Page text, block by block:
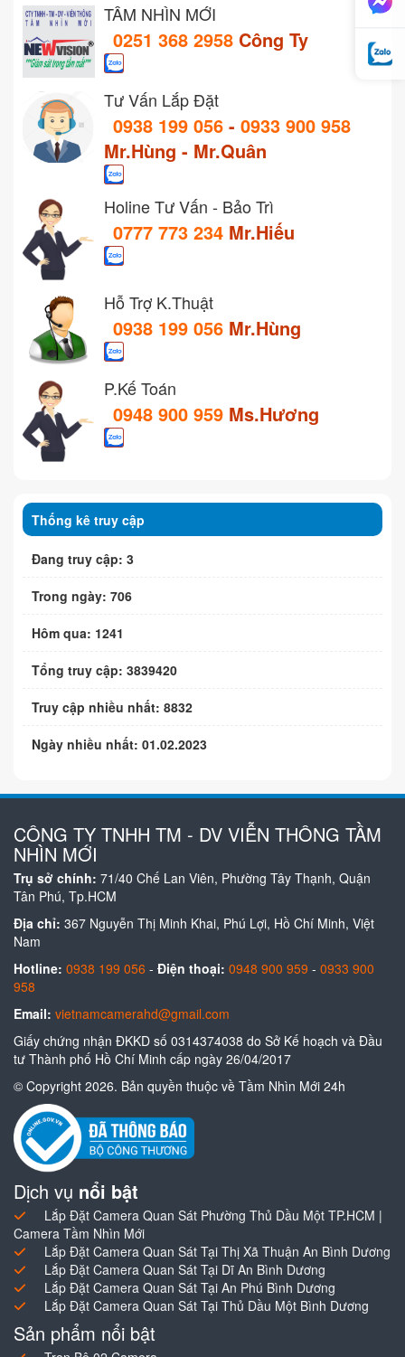
TẦM NHÌN MỚI
0251 368 2958 Công Ty
Tư Vấn Lắp Đặt
0938 199 056 - 0933 900 958
Mr.Hùng - Mr.Quân
Holine Tư Vấn - Bảo Trì
0777 773 234 Mr.Hiếu
Hỗ Trợ K.Thuật
0938 199 056 Mr.Hùng
P.Kế Toán
0948 900 959 Ms.Hương
Thống kê truy cập
Đang truy cập: 3
Trong ngày: 706
Hôm qua: 1241
Tổng truy cập: 3839420
Truy cập nhiều nhất: 8832
Ngày nhiều nhất: 01.02.2023
CÔNG TY TNHH TM - DV VIỄN THÔNG TẦM
NHÌN MỚI
Trụ sở chính: 71/40 Chế Lan Viên, Phường Tây Thạnh, Quận
Tân Phú, Tp.HCM
Địa chỉ: 367 Nguyễn Thị Minh Khai, Phú Lợi, Hồ Chí Minh, Việt
Nam
Hotline: 0938 199 056 - Điện thoại: 0948 900 959 - 0933 900
958
Email: vietnamcamerahd@gmail.com
Giấy chứng nhận ĐKKD số 0314374038 do Sở Kế hoạch và Đầu
tư Thành phố Hồ Chí Minh cấp ngày 26/04/2017
© Copyright 2026. Bản quyền thuộc về Tầm Nhìn Mới 24h
Dịch vụ nổi bật
Lắp Đặt Camera Quan Sát Phường Thủ Dầu Một TP.HCM |
Camera Tầm Nhìn Mới
Lắp Đặt Camera Quan Sát Tại Thị Xã Thuận An Bình Dương
Lắp Đặt Camera Quan Sát Tại Dĩ An Bình Dương
Lắp Đặt Camera Quan Sát Tại An Phú Bình Dương
Lắp Đặt Camera Quan Sát Tại Thủ Dầu Một Bình Dương
Sản phẩm nổi bật